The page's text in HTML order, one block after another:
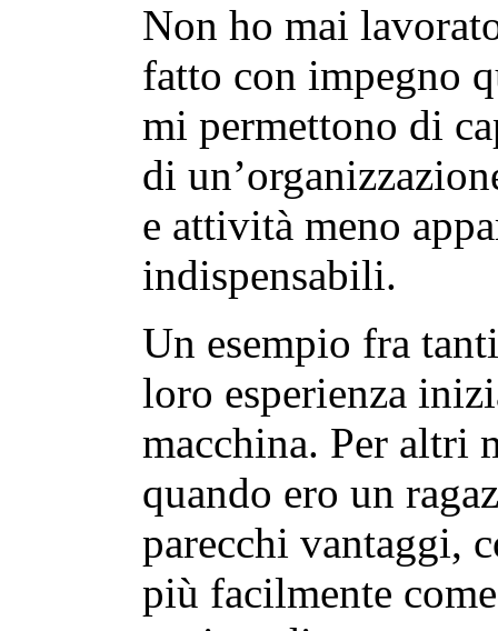
Non ho mai
fatto con impegno
mi permettono di
di
e attività meno
indispensabili.
Un esempio fra
loro esperienza
macchina. Per altri
quando ero un
parecchi vantaggi,
più facilmente